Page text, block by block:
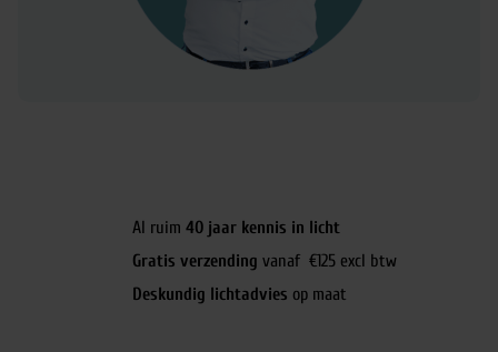
Al ruim 40 jaar kennis in licht
Gratis verzending vanaf €125 excl btw
Deskundig lichtadvies op maat